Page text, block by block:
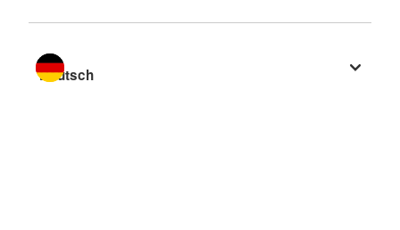
Sprache wechseln zu